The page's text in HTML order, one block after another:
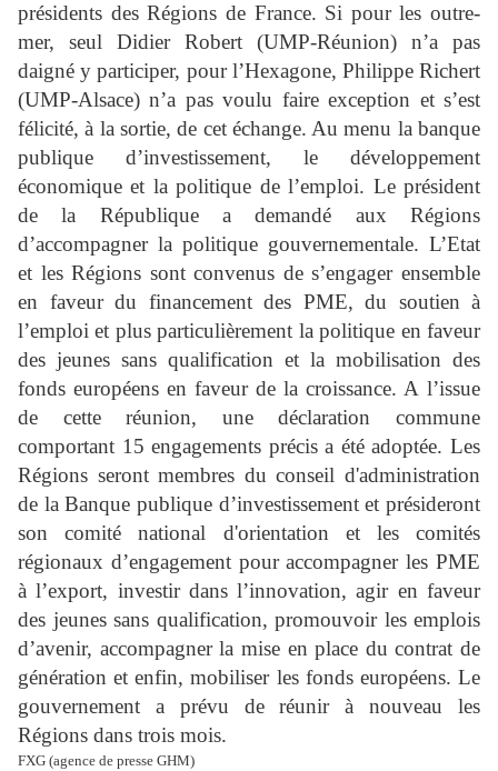
présidents des Régions de France. Si pour les outre-
mer, seul Didier Robert (UMP-Réunion) n’a pas
daigné y participer, pour l’Hexagone, Philippe Richert
(UMP-Alsace) n’a pas voulu faire exception et s’est
félicité, à la sortie, de cet échange. Au menu la banque
publique d’investissement, le développement
économique et la politique de l’emploi. Le président
de la République a demandé aux Régions
d’accompagner la politique gouvernementale. L’Etat
et les Régions sont convenus de s’engager ensemble
en faveur du financement des PME, du soutien à
l’emploi et plus particulièrement la politique en faveur
des jeunes sans qualification et la mobilisation des
fonds européens en faveur de la croissance. A l’issue
de cette réunion, une déclaration commune
comportant 15 engagements précis a été adoptée. Les
Régions seront membres du conseil d'administration
de la Banque publique d’investissement et présideront
son comité national d'orientation et les comités
régionaux d’engagement pour accompagner les PME
à l’export, investir dans l’innovation, agir en faveur
des jeunes sans qualification, promouvoir les emplois
d’avenir, accompagner la mise en place du contrat de
génération et enfin, mobiliser les fonds européens. Le
gouvernement a prévu de réunir à nouveau les
Régions dans trois mois.
FXG (agence de presse GHM)